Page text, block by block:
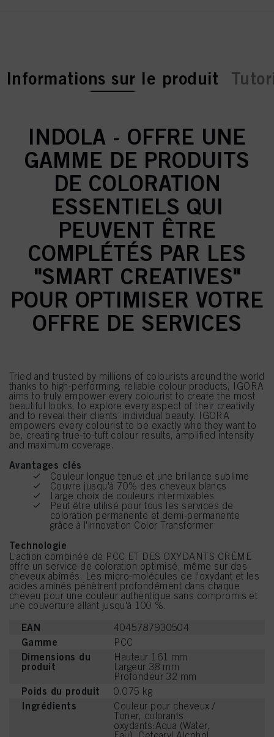
current tab:
Informations sur le produit
INDOLA - OFFRE UNE
GAMME DE PRODUITS
DE COLORATION
ESSENTIELS QUI
PEUVENT ÊTRE
COMPLÉTÉS PAR LES
"SMART CREATIVES"
POUR OPTIMISER VOTRE
OFFRE DE SERVICES
Tried and trusted by millions of colourists around the world
thanks to high-performing, reliable colour products, IGORA
aims to truly empower every colourist to create the most
beautiful looks, to explore every aspect of their creativity
and to reveal their clients' individual beauty. IGORA
empowers every colourist to be exactly who they want to
be, creating true-to-tuft colour results, amplified intensity
and maximum coverage.
Avantages clés
Couleur longue tenue et une brillance sublime
Couvre jusqu'à 70% des cheveux blancs
Large choix de couleurs intermixables
Peut être utilisé pour tous les services de
coloration permanente et demi-permanente
grâce à l'innovation Color Transformer
Technologie
L'action combinée de PCC ET DES OXYDANTS CRÈME
offre un service de coloration optimisé, même sur des
cheveux abîmés. Les micro-molécules de l'oxydant et les
acides aminés pénètrent profondément dans chaque
cheveu pour une couleur authentique sans compromis et
une couverture allant jusqu'à 100 %.
EAN 4045787930504
Gamme PCC
Dimensions du
produit
Hauteur 161 mm
Largeur 38 mm
Profondeur 32 mm
Poids du produit 0.075 kg
Ingrédients
Couleur pour cheveux /
Toner, colorants
oxydants:Aqua (Water,